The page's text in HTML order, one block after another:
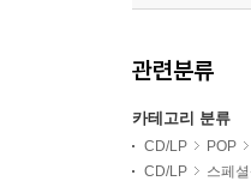
관련분류
카테고리 분류
CD/LP POP
CD/LP
스페